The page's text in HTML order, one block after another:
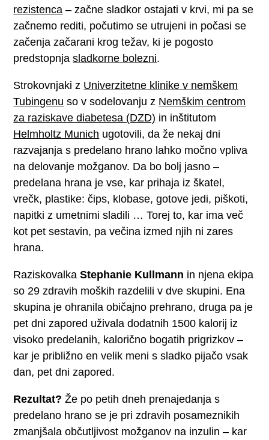
rezistenca – začne sladkor ostajati v krvi, mi pa se
začnemo rediti, počutimo se utrujeni in počasi se
začenja začarani krog težav, ki je pogosto
predstopnjasladkorne bolezni.
Strokovnjaki z Univerzitetne klinike v nemškem
Tubingenu so v sodelovanju z Nemškim centrom
za raziskave diabetesa (DZD) in inštitutom
Helmholtz Munich ugotovili, da že nekaj dni
razvajanja s predelano hrano lahko močno vpliva
na delovanje možganov. Da bo bolj jasno –
predelana hrana je vse, kar prihaja iz škatel,
vrečk, plastike: čips, klobase, gotove jedi, piškoti,
napitki z umetnimi sladili … Torej to, kar ima več
kot pet sestavin, pa večina izmed njih ni zares
hrana.
RaziskovalkaStephanie Kullmann in njena ekipa
so 29 zdravih moških razdelili v dve skupini. Ena
skupina je ohranila običajno prehrano, druga pa je
pet dni zapored uživala dodatnih 1500 kalorij iz
visoko predelanih, kalorično bogatih prigrizkov –
kar je približno en velik meni s sladko pijačo vsak
dan, pet dni zapored.
Rezultat? Že po petih dneh prenajedanja s
predelano hrano se je pri zdravih posameznikih
zmanjšala občutljivost možganov na inzulin – kar